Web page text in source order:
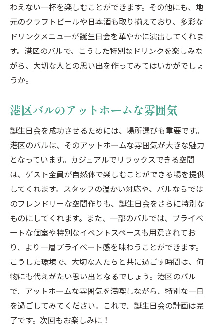
わえない一杯を楽しむことができます。その他にも、地
元のクラフトビールや日本酒も取り揃えており、多彩な
ドリンクメニューが誕生日会を華やかに演出してくれま
す。港区のバルで、こうした特別なドリンクを楽しみな
がら、大切な人との思い出を作ってみてはいかがでしょ
うか。
港区バルのアットホームな雰囲気
誕生日会を成功させるためには、場所選びも重要です。
港区のバルは、そのアットホームな雰囲気が大きな魅力
となっています。カジュアルでリラックスできる空間
は、ゲスト全員が自然体で楽しむことができる場を提供
してくれます。スタッフの温かい対応や、バルならでは
のフレンドリーな空間作りも、誕生日会をさらに特別な
ものにしてくれます。また、一部のバルでは、プライベ
ートな個室や特別なイベントスペースも用意されてお
り、より一層プライベート感を味わうことができます。
こうした環境で、大切な人たちと共に過ごす時間は、何
物にも代えがたい思い出となるでしょう。港区のバル
で、アットホームな雰囲気を満喫しながら、特別な一日
を過ごしてみてください。これで、誕生日会の計画は完
了です。次回もお楽しみに！